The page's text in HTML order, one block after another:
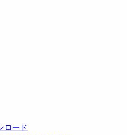
ロード